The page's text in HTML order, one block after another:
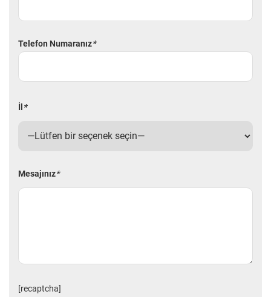
Telefon Numaranız*
İl *
Mesajınız*
[recaptcha]